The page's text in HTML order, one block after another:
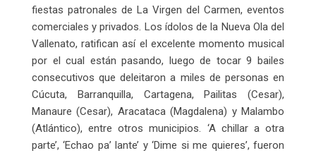
fiestas patronales de La Virgen del Carmen, eventos
comerciales y privados. Los ídolos de la Nueva Ola del
Vallenato, ratifican así el excelente momento musical
por el cual están pasando, luego de tocar 9 bailes
consecutivos que deleitaron a miles de personas en
Cúcuta, Barranquilla, Cartagena, Pailitas (Cesar),
Manaure (Cesar), Aracataca (Magdalena) y Malambo
(Atlántico), entre otros municipios. ‘A chillar a otra
parte’, ‘Echao pa’ lante’ y ‘Dime si me quieres’, fueron